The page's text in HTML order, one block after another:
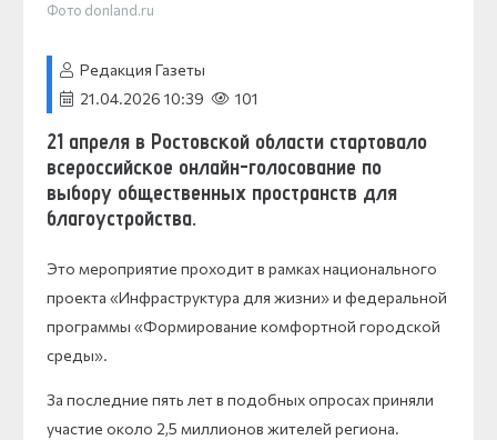
Фото donland.ru
Редакция Газеты
21.04.2026 10:39
101
21 апреля в Ростовской области стартовало
всероссийское онлайн-голосование по
выбору общественных пространств для
благоустройства.
Это мероприятие проходит в рамках национального
проекта «Инфраструктура для жизни» и федеральной
программы «Формирование комфортной городской
среды».
За последние пять лет в подобных опросах приняли
участие около 2,5 миллионов жителей региона.